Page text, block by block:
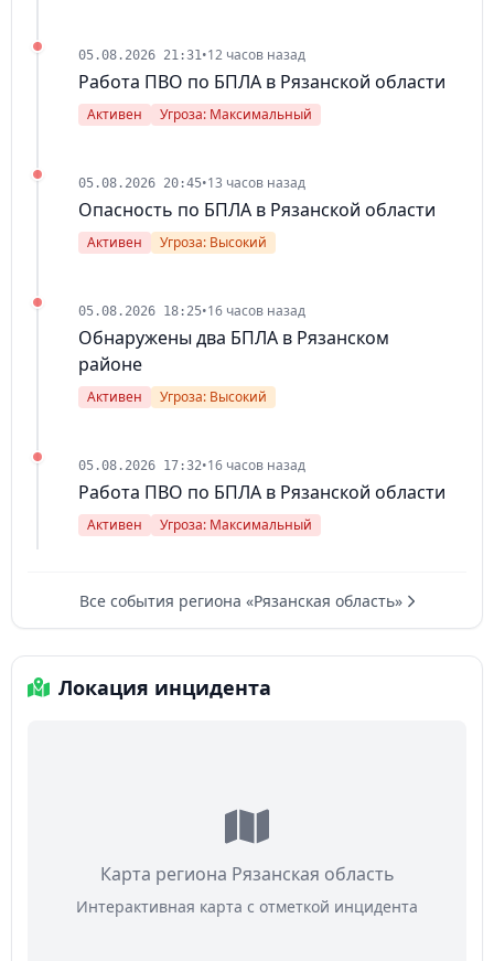
05.08.2026 21:31•12 часов назад
Работа ПВО по БПЛА в Рязанской области
Активен Угроза: Максимальный
05.08.2026 20:45•13 часов назад
Опасность по БПЛА в Рязанской области
Активен Угроза: Высокий
05.08.2026 18:25•16 часов назад
Обнаружены два БПЛА в Рязанском
районе
Активен Угроза: Высокий
05.08.2026 17:32•16 часов назад
Работа ПВО по БПЛА в Рязанской области
Активен Угроза: Максимальный
Все события региона «Рязанская область»
Локация инцидента
Карта региона Рязанская область
Интерактивная карта с отметкой инцидента